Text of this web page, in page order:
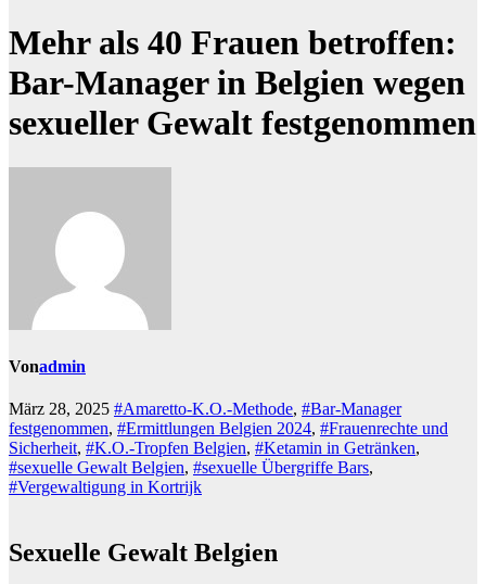
Mehr als 40 Frauen betroffen:
Bar-Manager in Belgien wegen
sexueller Gewalt festgenommen
Vonadmin
März 28, 2025 #Amaretto-K.O.-Methode, #Bar-Manager
festgenommen, #Ermittlungen Belgien 2024, #Frauenrechte und
Sicherheit, #K.O.-Tropfen Belgien, #Ketamin in Getränken,
#sexuelle Gewalt Belgien, #sexuelle Übergriffe Bars,
#Vergewaltigung in Kortrijk
Sexuelle Gewalt Belgien